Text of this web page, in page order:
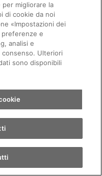
&
E-mail
migliorare la
di cookie da noi
«Impostazioni dei
preferenze e
analisi e
Ulteriori
sono disponibili